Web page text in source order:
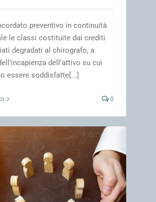
preventivo in continuità
le classi costituite dai crediti
degradati al chirografo, a
dell’attivo su cui
essere soddisfatte[...]
0